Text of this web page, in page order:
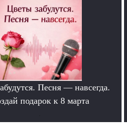
Песня — навсегда.
подарок к 8 марта